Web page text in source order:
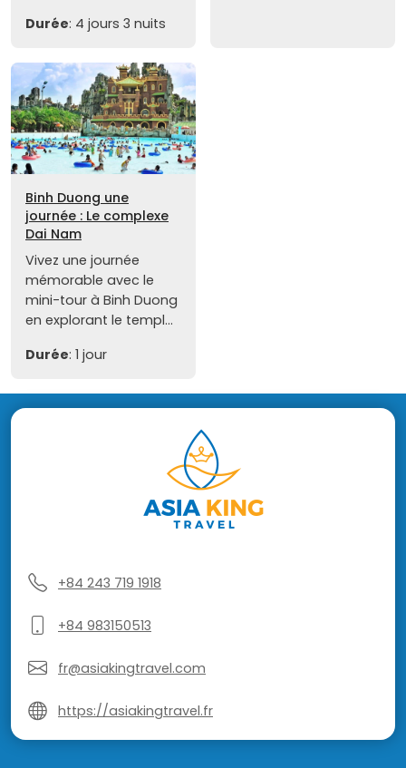
Durée: 4 jours 3 nuits
Binh Duong une
journée : Le complexe
Dai Nam
Vivez une journée
mémorable avec le
mini-tour à Binh Duong
en explorant le templ...
Durée: 1 jour
+84 243 719 1918
+84 983150513
fr@asiakingtravel.com
https://asiakingtravel.fr